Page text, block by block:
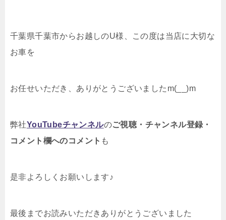
千葉県千葉市からお越しのU様、この度は当店に大切な
お車を
お任せいただき、ありがとうございましたm(__)m
弊社YouTubeチャンネルのご視聴・チャンネル登録・
コメント欄へのコメント も
是非よろしくお願いします♪
最後までお読みいただきありがとうございました